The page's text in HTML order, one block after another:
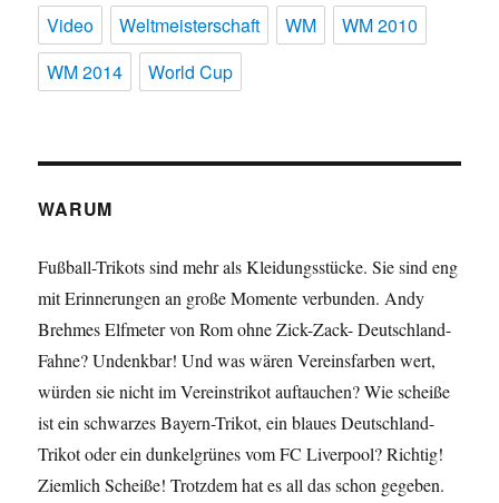
Video
Weltmeisterschaft WM
WM 2010
WM 2014
World Cup
WARUM
Fußball-Trikots sind mehr als Kleidungsstücke. Sie sind eng
mit Erinnerungen an große Momente verbunden. Andy
Brehmes Elfmeter von Rom ohne Zick-Zack- Deutschland-
Fahne? Undenkbar! Und was wären Vereinsfarben wert,
würden sie nicht im Vereinstrikot auftauchen? Wie scheiße
ist ein schwarzes Bayern-Trikot, ein blaues Deutschland-
Trikot oder ein dunkelgrünes vom FC Liverpool? Richtig!
Ziemlich Scheiße! Trotzdem hat es all das schon gegeben.